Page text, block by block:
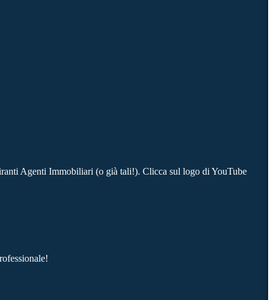
Agenti Immobiliari (o già tali!). Clicca sul logo di YouTube